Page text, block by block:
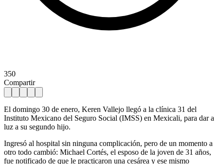
350
Compartir
El domingo 30 de enero, Keren Vallejo llegó a la clínica 31 del
Instituto Mexicano del Seguro Social (IMSS) en Mexicali, para dar a
luz a su segundo hijo.
Ingresó al hospital sin ninguna complicación, pero de un momento a
otro todo cambió: Michael Cortés, el esposo de la joven de 31 años,
fue notificado de que le practicaron una cesárea y ese mismo